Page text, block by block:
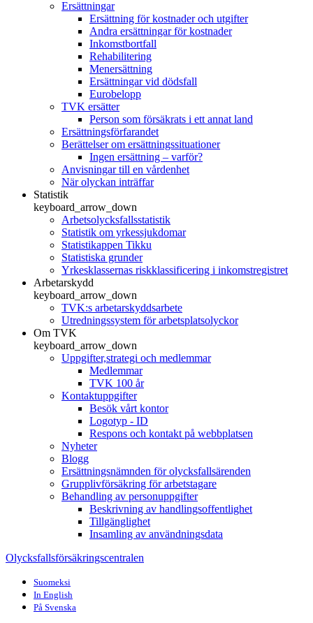
Ersättningar
Ersättning för kostnader och utgifter
Andra ersättningar för kostnader
Inkomstbortfall
Rehabilitering
Menersättning
Ersättningar vid dödsfall
Eurobelopp
TVK ersätter
Person som försäkrats i ett annat land
Ersättningsförfarandet
Berättelser om ersättningssituationer
Ingen ersättning – varför?
Anvisningar till en vårdenhet
När olyckan inträffar
Statistik
keyboard_arrow_down
Arbetsolycksfallsstatistik
Statistik om yrkessjukdomar
Statistikappen Tikku
Statistiska grunder
Yrkesklassernas riskklassificering i inkomstregistret
Arbetarskydd
keyboard_arrow_down
TVK:s arbetarskyddsarbete
Utredningssystem för arbetsplatsolyckor
Om TVK
keyboard_arrow_down
Uppgifter,strategi och medlemmar
Medlemmar
TVK 100 år
Kontaktuppgifter
Besök vårt kontor
Logotyp - ID
Respons och kontakt på webbplatsen
Nyheter
Blogg
Ersättningsnämnden för olycksfallsärenden
Grupplivförsäkring för arbetstagare
Behandling av personuppgifter
Beskrivning av handlingsoffentlighet
Tillgänglighet
Insamling av användningsdata
Olycksfallsförsäkringscentralen
Suomeksi
In English
På Svenska